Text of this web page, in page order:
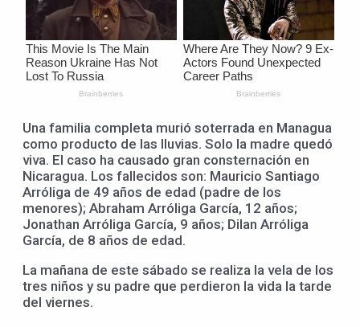
Una familia completa murió soterrada en Managua
como producto de las lluvias. Solo la madre quedó
viva. El caso ha causado gran consternación en
Nicaragua. Los fallecidos son: Mauricio Santiago
Arróliga de 49 años de edad (padre de los
menores); Abraham Arróliga García, 12 años;
Jonathan Arróliga García, 9 años; Dilan Arróliga
García, de 8 años de edad.
La mañana de este sábado se realiza la vela de los
tres niños y su padre que perdieron la vida la tarde
del viernes.